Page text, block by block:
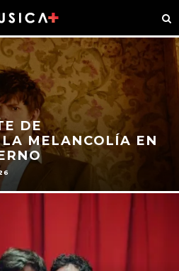
DE
MELANCOLÍA EN